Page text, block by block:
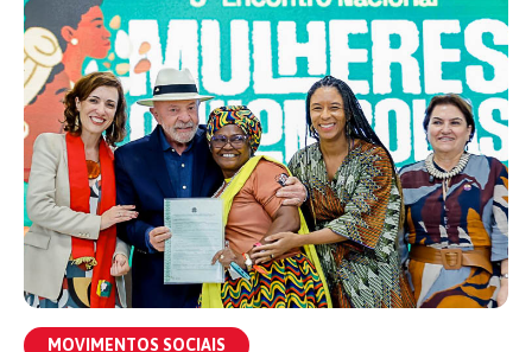
MOVIMENTOS SOCIAIS